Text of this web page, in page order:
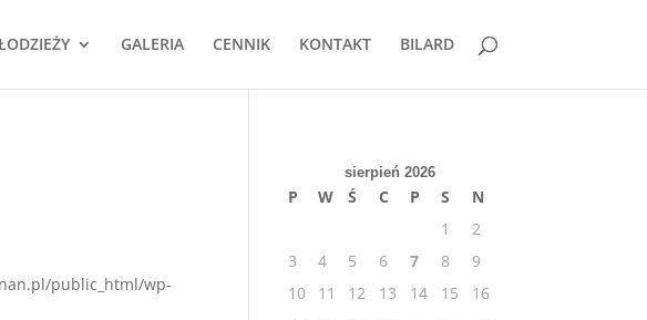
GALERIA CENNIK KONTAKT BILARD
public_html/wp-
sierpień 2026
P W Ś C P S
N
1
2
3
4 5 6 7 8
9
10
11 12 13 14 15
16